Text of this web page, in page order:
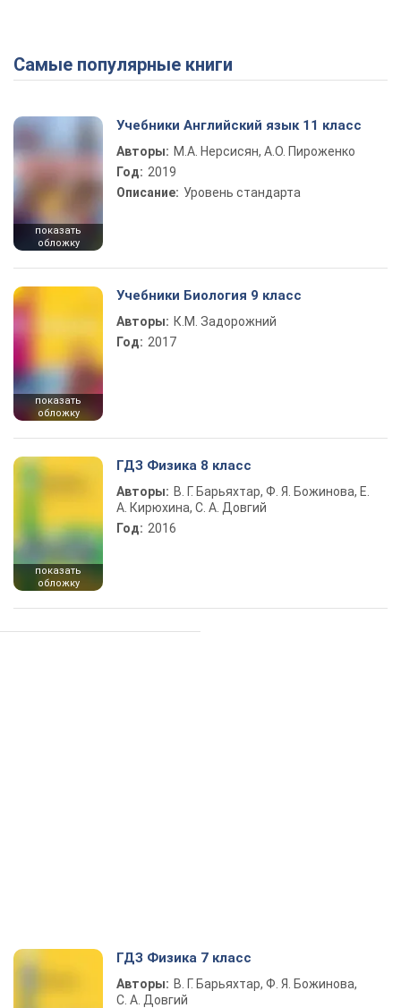
Play Video
Самые популярные книги
показать
обложку
Учебники Английский язык 11 класс
Авторы: М.А. Нерсисян, А.О. Пироженко
Год: 2019
Описание: Уровень стандарта
показать
обложку
Учебники Биология 9 класс
Авторы: К.М. Задорожний
Год: 2017
показать
обложку
ГДЗ Физика 8 класс
Авторы: В. Г. Барьяхтар, Ф. Я. Божинова, Е.
А. Кирюхина, С. А. Довгий
Год: 2016
ГДЗ Физика 7 класс
Авторы: В. Г. Барьяхтар, Ф. Я. Божинова,
С. А. Довгий